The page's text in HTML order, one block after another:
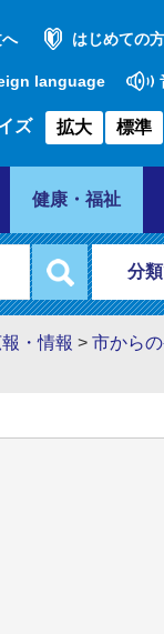
はじめての
language
ズ 拡大 標準
健康・福祉
分
報・情報 > 市から